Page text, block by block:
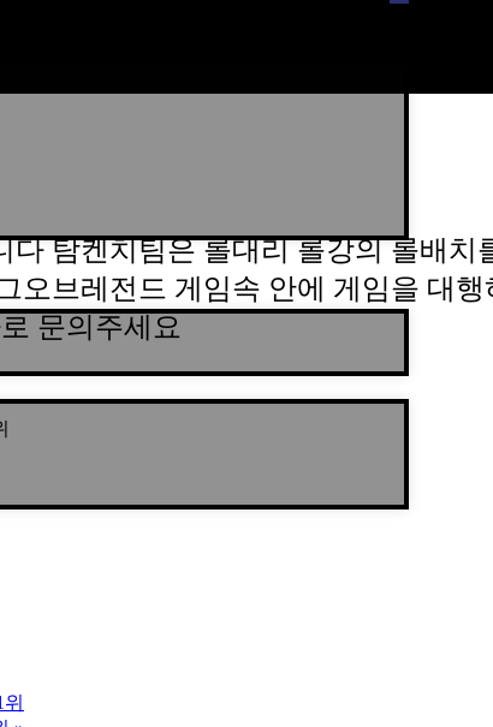
탐켄치팀은 롤대리 롤강의 롤배치
브레전드 게임속 안에 게임을 대행
문의주세요